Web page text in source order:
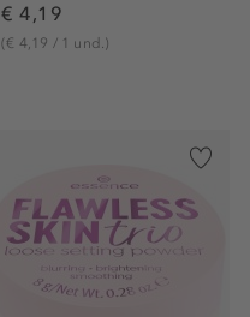
€ 4,19
(€ 4,19 / 1 und.)